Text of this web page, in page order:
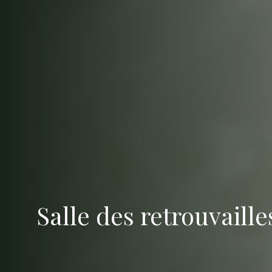
Salle des